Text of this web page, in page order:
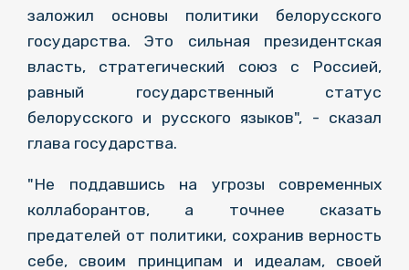
заложил основы политики белорусского
государства. Это сильная президентская
власть, стратегический союз с Россией,
равный государственный статус
белорусского и русского языков", - сказал
глава государства.
"Не поддавшись на угрозы современных
коллаборантов, а точнее сказать
предателей от политики, сохранив верность
себе, своим принципам и идеалам, своей